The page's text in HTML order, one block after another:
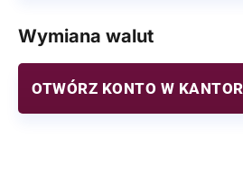
Wymiana walut
OTWÓRZ KONTO W